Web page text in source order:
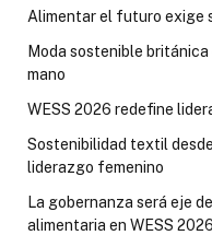
Alimentar el futuro exige
Moda sostenible
mano
WESS 2026 redefine
Sostenibilidad textil
liderazgo femenino
La gobernanza será eje
alimentaria en WESS 2026